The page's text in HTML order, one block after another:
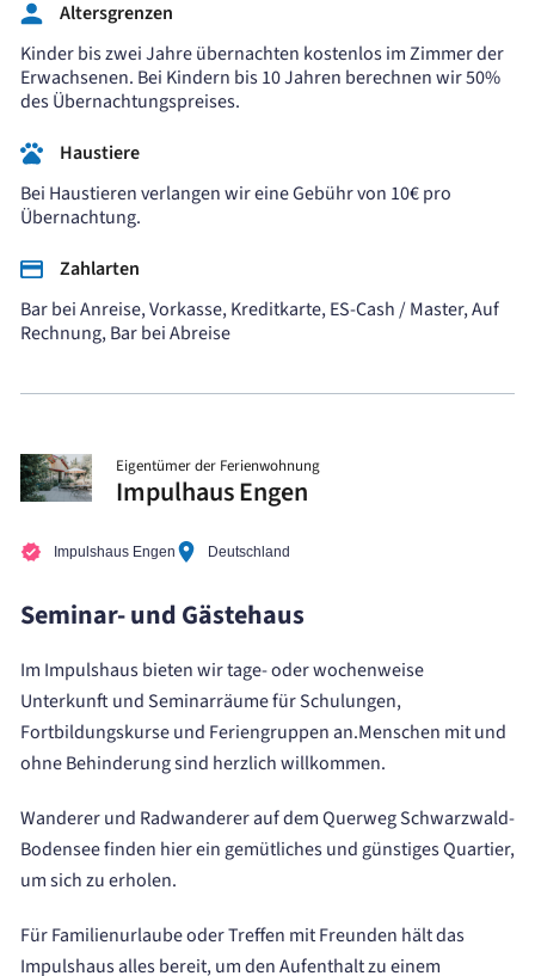
Altersgrenzen
Kinder bis zwei Jahre übernachten kostenlos im Zimmer der
Erwachsenen. Bei Kindern bis 10 Jahren berechnen wir 50%
des Übernachtungspreises.
Haustiere
Bei Haustieren verlangen wir eine Gebühr von 10€ pro
Übernachtung.
Zahlarten
Bar bei Anreise, Vorkasse, Kreditkarte, ES-Cash / Master, Auf
Rechnung, Bar bei Abreise
Eigentümer der Ferienwohnung
Impulhaus Engen
Impulshaus Engen Deutschland
Seminar- und Gästehaus
Im Impulshaus bieten wir tage- oder wochenweise
Unterkunft und Seminarräume für Schulungen,
Fortbildungskurse und Feriengruppen an.Menschen mit und
ohne Behinderung sind herzlich willkommen.
Wanderer und Radwanderer auf dem Querweg Schwarzwald-
Bodensee finden hier ein gemütliches und günstiges Quartier,
um sich zu erholen.
Für Familienurlaube oder Treffen mit Freunden hält das
Impulshaus alles bereit, um den Aufenthalt zu einem